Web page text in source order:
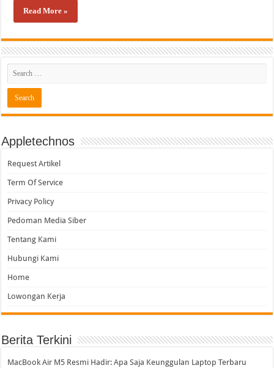
Read More »
Appletechnos
Request Artikel
Term Of Service
Privacy Policy
Pedoman Media Siber
Tentang Kami
Hubungi Kami
Home
Lowongan Kerja
Berita Terkini
MacBook Air M5 Resmi Hadir: Apa Saja Keunggulan Laptop Terbaru